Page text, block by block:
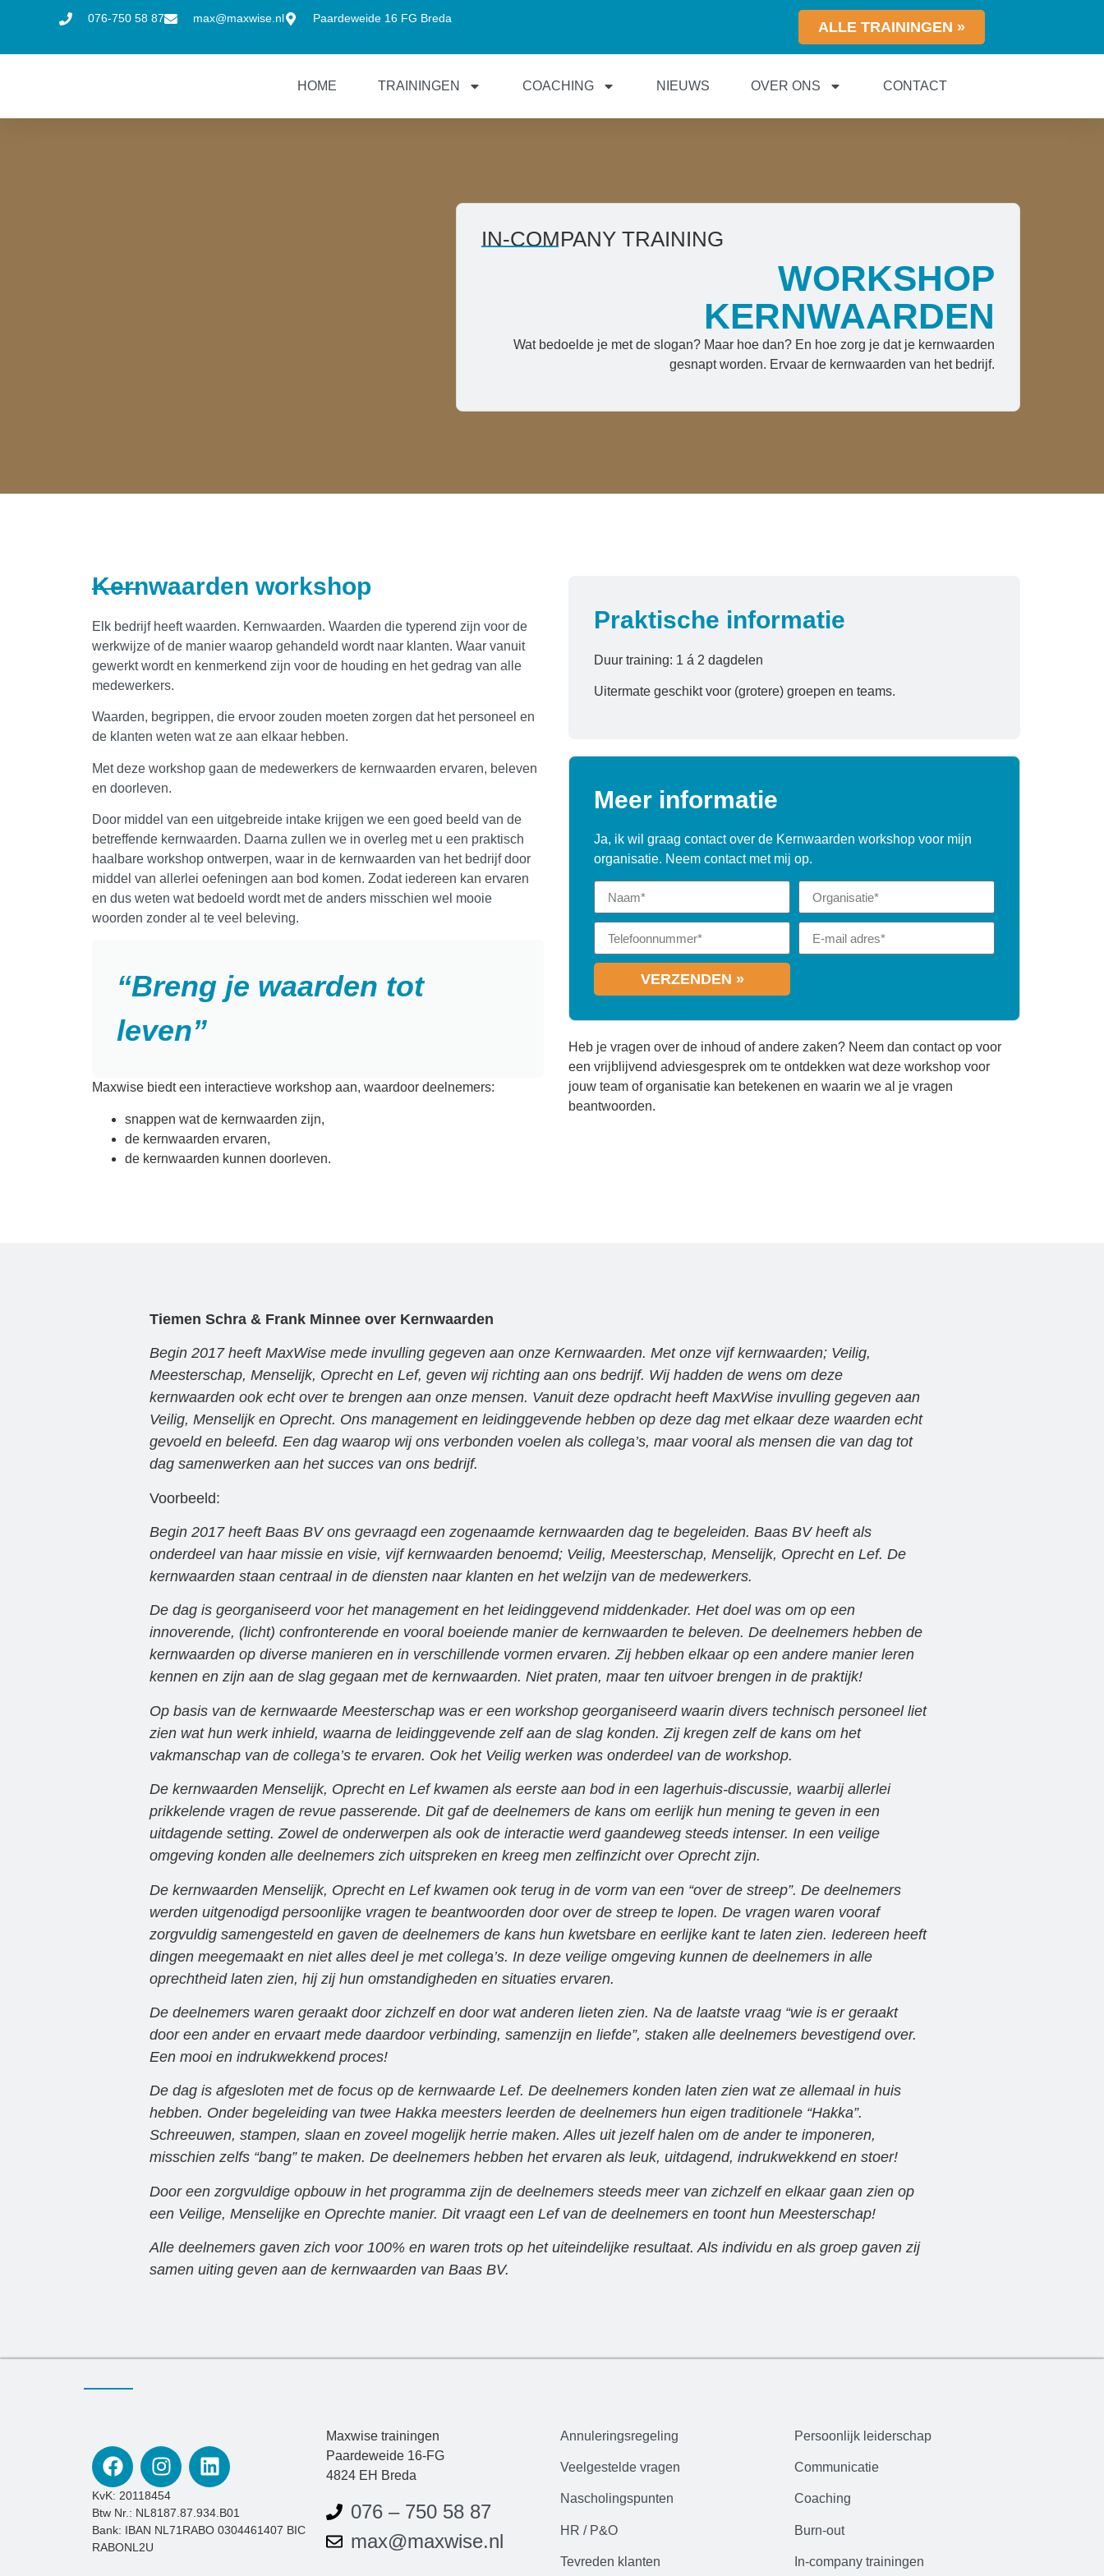
076-750 58 87 max@maxwise.nl Paardeweide 16 FG Breda
ALLE TRAININGEN »
HOME TRAININGEN COACHING NIEUWS OVER ONS CONTACT
IN-COMPANY TRAINING
WORKSHOP
KERNWAARDEN
Wat bedoelde je met de slogan? Maar hoe dan? En hoe zorg je dat je kernwaarden
gesnapt worden. Ervaar de kernwaarden van het bedrijf.
Kernwaarden workshop
Elk bedrijf heeft waarden. Kernwaarden. Waarden die typerend zijn voor de
werkwijze of de manier waarop gehandeld wordt naar klanten. Waar vanuit
gewerkt wordt en kenmerkend zijn voor de houding en het gedrag van alle
medewerkers.
Waarden, begrippen, die ervoor zouden moeten zorgen dat het personeel en
de klanten weten wat ze aan elkaar hebben.
Met deze workshop gaan de medewerkers de kernwaarden ervaren, beleven
en doorleven.
Door middel van een uitgebreide intake krijgen we een goed beeld van de
betreffende kernwaarden. Daarna zullen we in overleg met u een praktisch
haalbare workshop ontwerpen, waar in de kernwaarden van het bedrijf door
middel van allerlei oefeningen aan bod komen. Zodat iedereen kan ervaren
en dus weten wat bedoeld wordt met de anders misschien wel mooie
woorden zonder al te veel beleving.
“Breng je waarden tot
leven”
Maxwise biedt een interactieve workshop aan, waardoor deelnemers:
snappen wat de kernwaarden zijn,
de kernwaarden ervaren,
de kernwaarden kunnen doorleven.
Praktische informatie
Duur training: 1 á 2 dagdelen
Uitermate geschikt voor (grotere) groepen en teams.
Meer informatie
Ja, ik wil graag contact over de Kernwaarden workshop voor mijn
organisatie. Neem contact met mij op.
VERZENDEN »
Heb je vragen over de inhoud of andere zaken? Neem dan contact op voor
een vrijblijvend adviesgesprek om te ontdekken wat deze workshop voor
jouw team of organisatie kan betekenen en waarin we al je vragen
beantwoorden.
Tiemen Schra & Frank Minnee over Kernwaarden
Begin 2017 heeft MaxWise mede invulling gegeven aan onze Kernwaarden. Met onze vijf kernwaarden; Veilig,
Meesterschap, Menselijk, Oprecht en Lef, geven wij richting aan ons bedrijf. Wij hadden de wens om deze
kernwaarden ook echt over te brengen aan onze mensen. Vanuit deze opdracht heeft MaxWise invulling gegeven aan
Veilig, Menselijk en Oprecht. Ons management en leidinggevende hebben op deze dag met elkaar deze waarden echt
gevoeld en beleefd. Een dag waarop wij ons verbonden voelen als collega’s, maar vooral als mensen die van dag tot
dag samenwerken aan het succes van ons bedrijf.
Voorbeeld:
Begin 2017 heeft Baas BV ons gevraagd een zogenaamde kernwaarden dag te begeleiden. Baas BV heeft als
onderdeel van haar missie en visie, vijf kernwaarden benoemd; Veilig, Meesterschap, Menselijk, Oprecht en Lef. De
kernwaarden staan centraal in de diensten naar klanten en het welzijn van de medewerkers.
De dag is georganiseerd voor het management en het leidinggevend middenkader. Het doel was om op een
innoverende, (licht) confronterende en vooral boeiende manier de kernwaarden te beleven. De deelnemers hebben de
kernwaarden op diverse manieren en in verschillende vormen ervaren. Zij hebben elkaar op een andere manier leren
kennen en zijn aan de slag gegaan met de kernwaarden. Niet praten, maar ten uitvoer brengen in de praktijk!
Op basis van de kernwaarde Meesterschap was er een workshop georganiseerd waarin divers technisch personeel liet
zien wat hun werk inhield, waarna de leidinggevende zelf aan de slag konden. Zij kregen zelf de kans om het
vakmanschap van de collega’s te ervaren. Ook het Veilig werken was onderdeel van de workshop.
De kernwaarden Menselijk, Oprecht en Lef kwamen als eerste aan bod in een lagerhuis-discussie, waarbij allerlei
prikkelende vragen de revue passerende. Dit gaf de deelnemers de kans om eerlijk hun mening te geven in een
uitdagende setting. Zowel de onderwerpen als ook de interactie werd gaandeweg steeds intenser. In een veilige
omgeving konden alle deelnemers zich uitspreken en kreeg men zelfinzicht over Oprecht zijn.
De kernwaarden Menselijk, Oprecht en Lef kwamen ook terug in de vorm van een “over de streep”. De deelnemers
werden uitgenodigd persoonlijke vragen te beantwoorden door over de streep te lopen. De vragen waren vooraf
zorgvuldig samengesteld en gaven de deelnemers de kans hun kwetsbare en eerlijke kant te laten zien. Iedereen heeft
dingen meegemaakt en niet alles deel je met collega’s. In deze veilige omgeving kunnen de deelnemers in alle
oprechtheid laten zien, hij zij hun omstandigheden en situaties ervaren.
De deelnemers waren geraakt door zichzelf en door wat anderen lieten zien. Na de laatste vraag “wie is er geraakt
door een ander en ervaart mede daardoor verbinding, samenzijn en liefde”, staken alle deelnemers bevestigend over.
Een mooi en indrukwekkend proces!
De dag is afgesloten met de focus op de kernwaarde Lef. De deelnemers konden laten zien wat ze allemaal in huis
hebben. Onder begeleiding van twee Hakka meesters leerden de deelnemers hun eigen traditionele “Hakka”.
Schreeuwen, stampen, slaan en zoveel mogelijk herrie maken. Alles uit jezelf halen om de ander te imponeren,
misschien zelfs “bang” te maken. De deelnemers hebben het ervaren als leuk, uitdagend, indrukwekkend en stoer!
Door een zorgvuldige opbouw in het programma zijn de deelnemers steeds meer van zichzelf en elkaar gaan zien op
een Veilige, Menselijke en Oprechte manier. Dit vraagt een Lef van de deelnemers en toont hun Meesterschap!
Alle deelnemers gaven zich voor 100% en waren trots op het uiteindelijke resultaat. Als individu en als groep gaven zij
samen uiting geven aan de kernwaarden van Baas BV.
KvK: 20118454
Btw Nr.: NL8187.87.934.B01
Bank: IBAN NL71RABO 0304461407 BIC
RABONL2U
Maxwise trainingen
Paardeweide 16-FG
4824 EH Breda
076 – 750 58 87
max@maxwise.nl
Annuleringsregeling
Veelgestelde vragen
Nascholingspunten
HR / P&O
Tevreden klanten
Persoonlijk leiderschap
Communicatie
Coaching
Burn-out
In-company trainingen